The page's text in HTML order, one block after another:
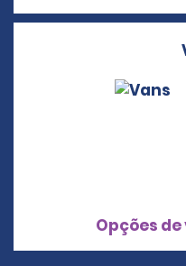
Opções